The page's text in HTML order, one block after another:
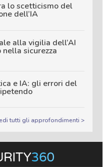
lo scetticismo del
dell’IA
alla vigilia dell’AI
sicurezza
e IA: gli errori del
tutti gli approfondimenti >